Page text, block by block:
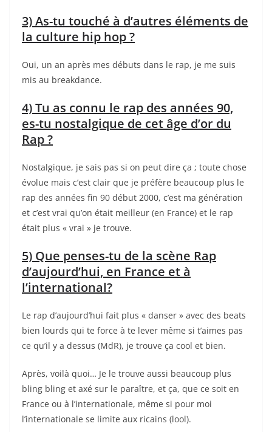
3) As-tu touché à d’autres éléments de
la culture hip hop ?
Oui, un an après mes débuts dans le rap, je me suis
mis au breakdance.
4) Tu as connu le rap des années 90,
es-tu nostalgique de cet âge d’or du
Rap ?
Nostalgique, je sais pas si on peut dire ça ; toute chose
évolue mais c’est clair que je préfère beaucoup plus le
rap des années fin 90 début 2000, c’est ma génération
et c’est vrai qu’on était meilleur (en France) et le rap
était plus « vrai » je trouve.
5) Que penses-tu de la scène Rap
d’aujourd’hui, en France et à
l’international?
Le rap d’aujourd’hui fait plus « danser » avec des beats
bien lourds qui te force à te lever même si t’aimes pas
ce qu’il y a dessus (MdR), je trouve ça cool et bien.
Après, voilà quoi… Je le trouve aussi beaucoup plus
bling bling et axé sur le paraître, et ça, que ce soit en
France ou à l’internationale, même si pour moi
l’internationale se limite aux ricains (lool).